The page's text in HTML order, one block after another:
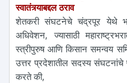
स्वातंत्र्याबद्दल ठराव
शेतकरी संघटनेचे चंद्रपूर येथे
अधिवेशन, ज्यासाठी
स्त्रीपुरुष आणि किसान समन्वय
उत्तर प्रदेशातील सदस्य संघटनांचे
करते की,